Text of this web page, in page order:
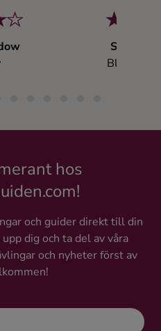
Söders
Blended
hos
och guider direkt till din
dig och ta del av våra
och nyheter först av